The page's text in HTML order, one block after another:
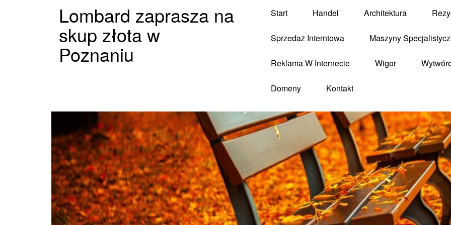
Lombard zaprasza na
skup złota w
Poznaniu
Start Handel Architektura
Sprzedaż Interntowa Maszyny
Reklama W Internecie Wigor
Domeny Kontakt